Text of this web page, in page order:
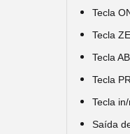
Tecla
Tecla
Tecla
Tecla
Tecla
Saída